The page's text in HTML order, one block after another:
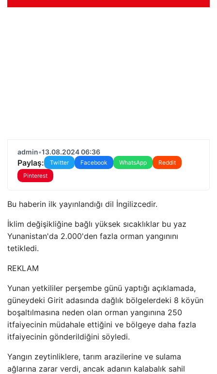
admin•13.08.2024 06:36
Paylaş: Twitter Facebook WhatsApp
Reddit
Pinterest
Bu haberin ilk yayınlandığı dil İngilizcedir.
İklim değişikliğine bağlı yüksek sıcaklıklar bu yaz
Yunanistan'da 2.000'den fazla orman yangınını
tetikledi.
REKLAM
Yunan yetkililer perşembe günü yaptığı açıklamada,
güneydeki Girit adasında dağlık bölgelerdeki 8 köyün
boşaltılmasına neden olan orman yangınına 250
itfaiyecinin müdahale ettiğini ve bölgeye daha fazla
itfaiyecinin gönderildiğini söyledi.
Yangın zeytinliklere, tarım arazilerine ve sulama
ağlarına zarar verdi, ancak adanın kalabalık sahil